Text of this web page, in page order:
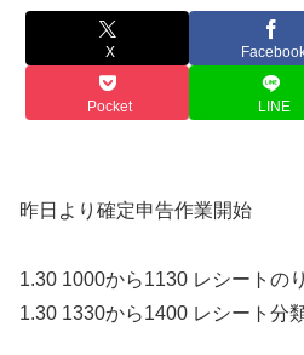
X
Pocket LINE
昨日より確定申告作業開始
1.30 1000から1130 レシートの
1.30 1330から1400 レシート分